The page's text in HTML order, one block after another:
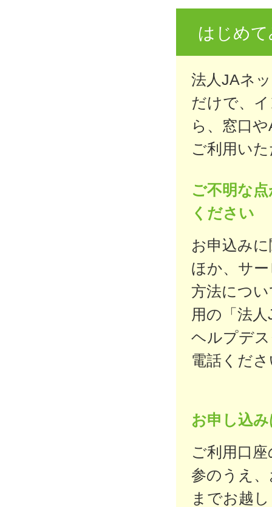
はじめ
法人JAネ
だけで、
ら、窓口
ご利用い
ご不明な
ください
お申込み
ほか、サ
方法につ
用の「法
ヘルプデ
電話くだ
お申し込
ご利用口
参のうえ
までお越